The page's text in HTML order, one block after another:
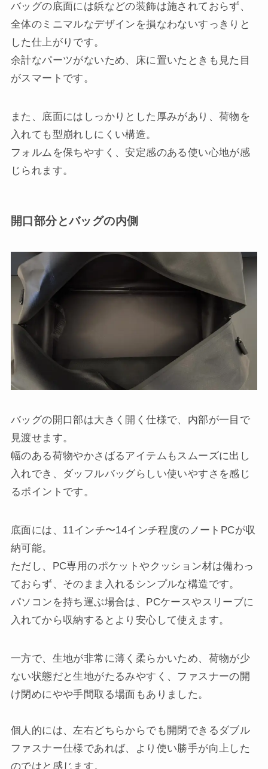
バッグの底面には鋲などの装飾は施されておらず、
全体のミニマルなデザインを損なわないすっきりと
した仕上がりです。
余計なパーツがないため、床に置いたときも見た目
がスマートです。
また、底面にはしっかりとした厚みがあり、荷物を
入れても型崩れしにくい構造。
フォルムを保ちやすく、安定感のある使い心地が感
じられます。
開口部分とバッグの内側
バッグの開口部は大きく開く仕様で、内部が一目で
見渡せます。
幅のある荷物やかさばるアイテムもスムーズに出し
入れでき、ダッフルバッグらしい使いやすさを感じ
るポイントです。
底面には、11インチ〜14インチ程度のノートPCが収
納可能。
ただし、PC専用のポケットやクッション材は備わっ
ておらず、そのまま入れるシンプルな構造です。
パソコンを持ち運ぶ場合は、PCケースやスリーブに
入れてから収納するとより安心して使えます。
一方で、生地が非常に薄く柔らかいため、荷物が少
ない状態だと生地がたるみやすく、ファスナーの開
け閉めにやや手間取る場面もありました。
個人的には、左右どちらからでも開閉できるダブル
ファスナー仕様であれば、より使い勝手が向上した
のではと感じます。